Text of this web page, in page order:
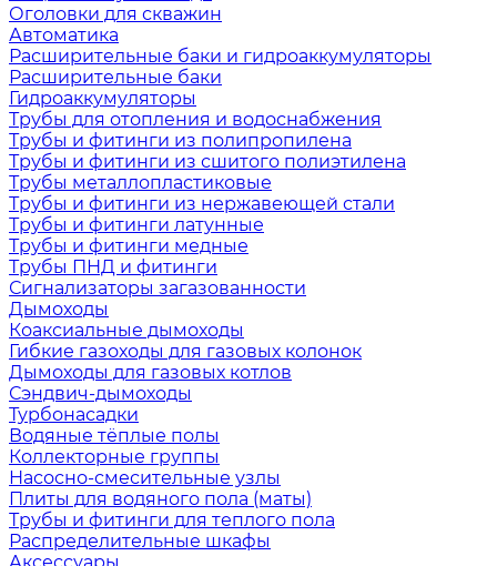
Оголовки для скважин
Автоматика
Расширительные баки и гидроаккумуляторы
Расширительные баки
Гидроаккумуляторы
Трубы для отопления и водоснабжения
Трубы и фитинги из полипропилена
Трубы и фитинги из сшитого полиэтилена
Трубы металлопластиковые
Трубы и фитинги из нержавеющей стали
Трубы и фитинги латунные
Трубы и фитинги медные
Трубы ПНД и фитинги
Сигнализаторы загазованности
Дымоходы
Коаксиальные дымоходы
Гибкие газоходы для газовых колонок
Дымоходы для газовых котлов
Сэндвич-дымоходы
Турбонасадки
Водяные тёплые полы
Коллекторные группы
Насосно-смесительные узлы
Плиты для водяного пола (маты)
Трубы и фитинги для теплого пола
Распределительные шкафы